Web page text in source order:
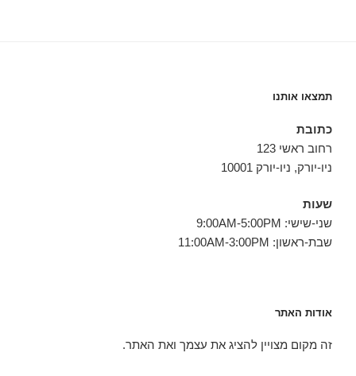
תמצאו אותנו
כתובת
רחוב ראשי 123
ניו-יורק, ניו-יורק 10001
שעות
שני-שישי: 9:00AM-5:00PM
שבת-ראשון: 11:00AM-3:00PM
אודות האתר
זה מקום מצויין להציג את עצמך ואת האתר.